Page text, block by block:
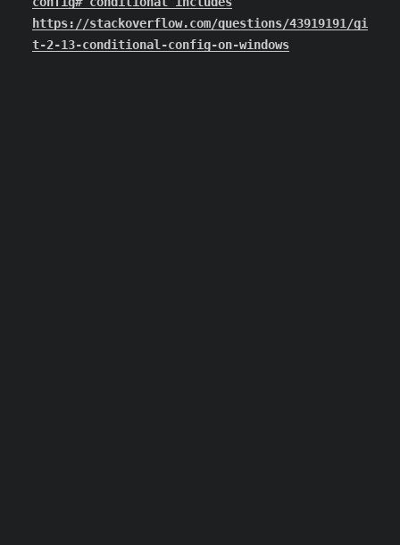
https://stackoverflow.com/questions/43919191/gi
t-2-13-conditional-config-on-windows